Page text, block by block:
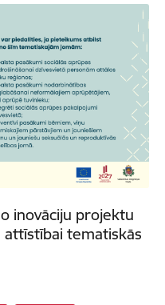
inovāciju projektu
attīstībai tematiskās